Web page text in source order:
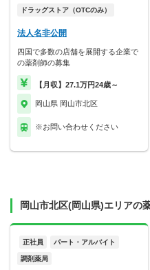
ドラッグストア（OTCのみ）
法人名非公開
四国で多数の店舗を展開する企業で
の薬剤師の募集
【月収】27.1万円24歳～
岡山県 岡山市北区
※お問い合わせください
岡山市北区(岡山県)エリアの
正社員 パート・アルバイト
調剤薬局